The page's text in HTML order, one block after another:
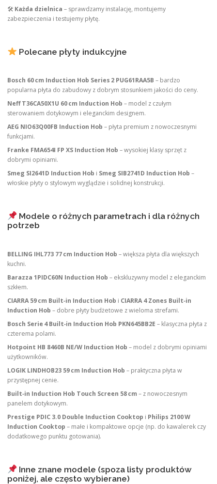
🛠 Każda dzielnica – sprawdzamy instalację, montujemy
zabezpieczenia i testujemy płytę.
Polecane płyty indukcyjne
Bosch 60 cm Induction Hob Series 2 PUG61RAA5B – bardzo
popularna płyta do zabudowy z dobrym stosunkiem jakości do ceny.
Neff T36CA50X1U 60 cm Induction Hob – model z czułym
sterowaniem dotykowym i eleganckim designem.
AEG NIO63Q00FB Induction Hob – płyta premium z nowoczesnymi
funkcjami.
Franke FMA654I FP XS Induction Hob – wysokiej klasy sprzęt z
dobrymi opiniami.
Smeg SI2641D Induction Hob i Smeg SIB2741D Induction Hob –
włoskie płyty o stylowym wyglądzie i solidnej konstrukcji.
Modele o różnych parametrach i dla różnych
potrzeb
BELLING IHL773 77 cm Induction Hob – większa płyta dla większych
kuchni.
Barazza 1PIDC60N Induction Hob – ekskluzywny model z eleganckim
szkłem.
CIARRA 59 cm Built‑in Induction Hob i CIARRA 4 Zones Built‑in
Induction Hob – dobre płyty budżetowe z wieloma strefami.
Bosch Serie 4 Built‑in Induction Hob PKN645BB2E – klasyczna płyta z
czterema polami.
Hotpoint HB 8460B NE/W Induction Hob – model z dobrymi opiniami
użytkowników.
LOGIK LINDHOB23 59 cm Induction Hob – praktyczna płyta w
przystępnej cenie.
Built‑in Induction Hob Touch Screen 58 cm – z nowoczesnym
panelem dotykowym.
Prestige PDIC 3.0 Double Induction Cooktop i Philips 2100 W
Induction Cooktop – małe i kompaktowe opcje (np. do kawalerek czy
dodatkowego punktu gotowania).
Inne znane modele (spoza listy produktów
poniżej, ale często wybierane)